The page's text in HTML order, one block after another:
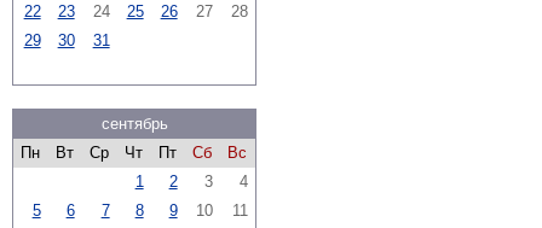
22
23 24 25 26 27
28
29
30 31
сентябрь
Пн
Вт Ср Чт Пт Сб
Вс
1
2 3
4
5
6 7 8 9 10
11